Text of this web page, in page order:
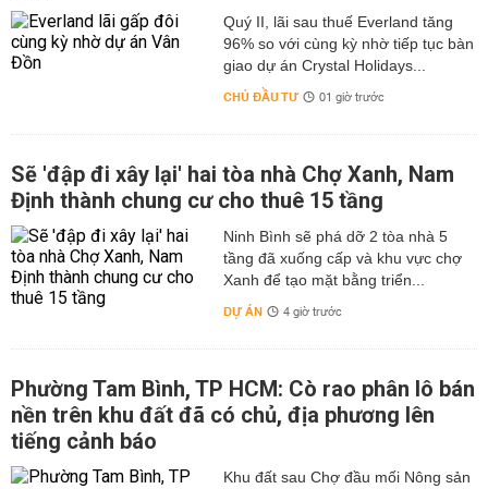
Quý II, lãi sau thuế Everland tăng
96% so với cùng kỳ nhờ tiếp tục bàn
giao dự án Crystal Holidays...
CHỦ ĐẦU TƯ 01 giờ trước
Sẽ 'đập đi xây lại' hai tòa nhà Chợ Xanh, Nam
Định thành chung cư cho thuê 15 tầng
Ninh Bình sẽ phá dỡ 2 tòa nhà 5
tầng đã xuống cấp và khu vực chợ
Xanh để tạo mặt bằng triển...
DỰ ÁN 4 giờ trước
Phường Tam Bình, TP HCM: Cò rao phân lô bán
nền trên khu đất đã có chủ, địa phương lên
tiếng cảnh báo
Khu đất sau Chợ đầu mối Nông sản